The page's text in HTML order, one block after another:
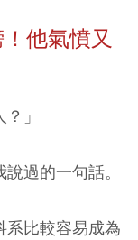
他氣憤又
」
過的一句話。
系比較容易成為